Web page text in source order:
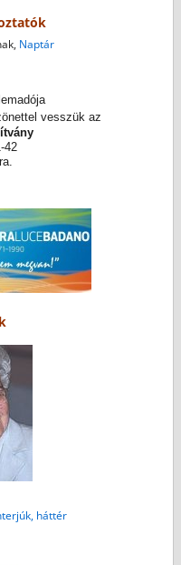
Naptár
vesszük az
42
háttér